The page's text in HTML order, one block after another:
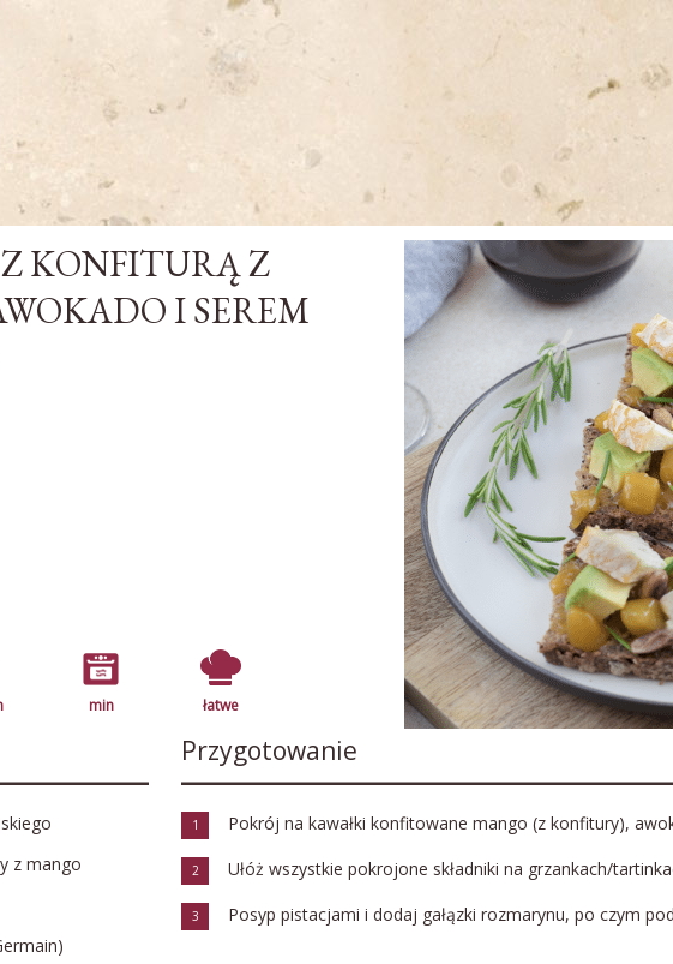
KONFITURĄ Z
I SEREM
min łatwe
z mango
Przygotowanie
1 Pokrój na kawałki konfitowane mango (z konfitury),
2 Ułóż wszystkie pokrojone składniki na grzankach/
3 Posyp pistacjami i dodaj gałązki rozmarynu, po czym